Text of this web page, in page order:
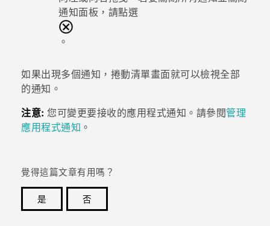
通知面板，請點選
。
如果出現多個通知，捲動清單畫面就可以檢視全部
的通知。
注意: 您可變更要接收的應用程式通知。請參閱管理
應用程式通知 。
覺得這篇文章有用嗎？
是
否